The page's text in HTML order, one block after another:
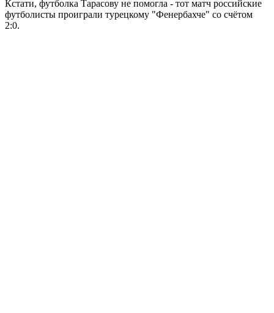
Кстати, футболка Тарасову не помогла - тот матч российские
футболисты проиграли турецкому "Фенербахче" со счётом
2:0.